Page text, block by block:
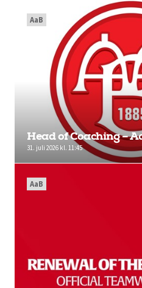
Head of Coaching –
31. juli 2026 kl. 11:45
AaB
AaB